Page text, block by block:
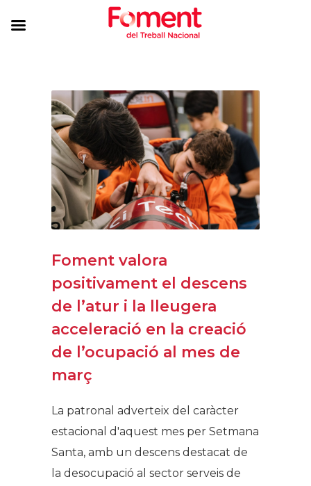
Foment valora
positivament el descens
de l’atur i la lleugera
acceleració en la creació
de l’ocupació al mes de
març
La patronal adverteix del caràcter
estacional d'aquest mes per Setmana
Santa, amb un descens destacat de
la desocupació al sector serveis de